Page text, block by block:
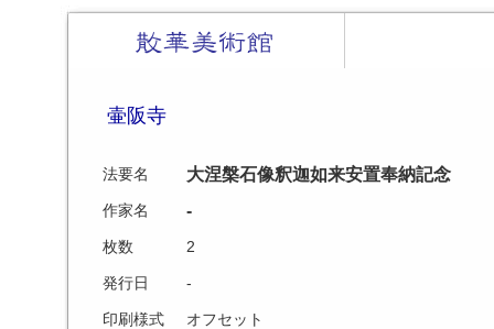
壷阪寺
法要名 大涅槃石像釈迦如来安置奉納記念
作家名 -
枚数 2
発行日 -
印刷様式 オフセット